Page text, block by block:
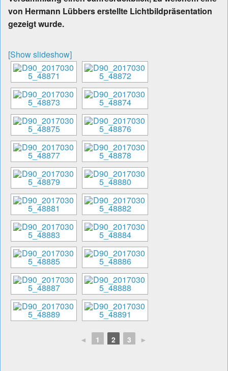
von Hermann Lübbers erstellte Lichtbildpräsentation
gezeigt wurde.
[Show slideshow]
◄ 1 2 3 ►